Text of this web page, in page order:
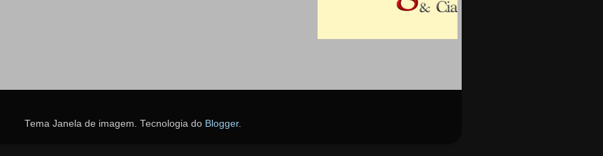
Tema Janela de imagem. Tecnologia do Blogger.